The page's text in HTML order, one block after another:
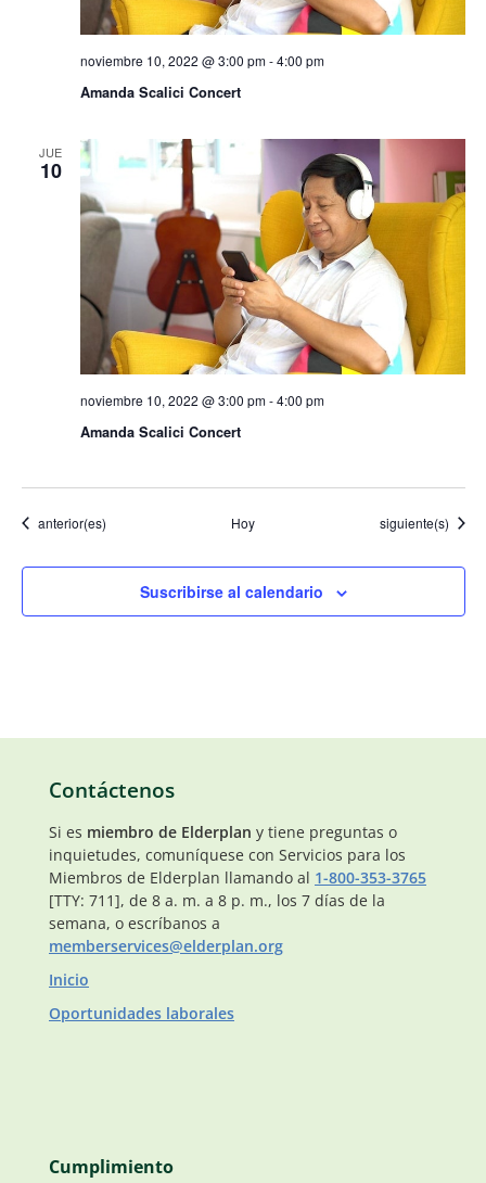
Amanda Scalici Concert
noviembre 10, 2022 @ 3:00 pm-4:00 pm
JUE
10
Amanda Scalici Concert
noviembre 10, 2022 @ 3:00 pm-4:00 pm
Eventos
anterior(es) Hoy Eventos
siguiente(s)
Suscribirse al calendario
Contáctenos
Si es miembro de Elderplan y tiene preguntas o
inquietudes, comuníquese con Servicios para los
Miembros de Elderplan llamando al 1-800-353-3765
[TTY: 711], de 8 a. m. a 8 p. m., los 7 días de la
semana, o escríbanos a
memberservices@elderplan.org
Inicio
Oportunidades laborales
Cumplimiento